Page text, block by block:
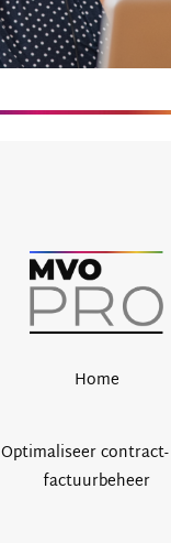
Home
Optimaliseer
factuurbeheer